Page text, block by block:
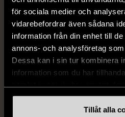
för sociala medier och
vidarebefordrar även sådana
information från din enhet till
annons- och analysföretag
Dessa kan i sin tur kombinera
information som du har
Tillåt alla
FRÅN SAMMA
Hitta produkter från